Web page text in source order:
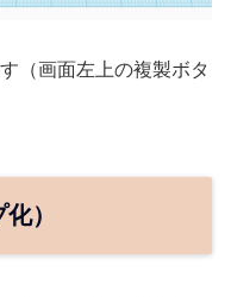
（画面左上の複製ボタ
）